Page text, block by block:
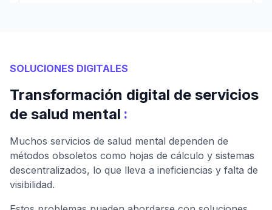
SOLUCIONES DIGITALES
Transformación digital de servicios
de salud mental :
Muchos servicios de salud mental dependen de
métodos obsoletos como hojas de cálculo y sistemas
descentralizados, lo que lleva a ineficiencias y falta de
visibilidad.